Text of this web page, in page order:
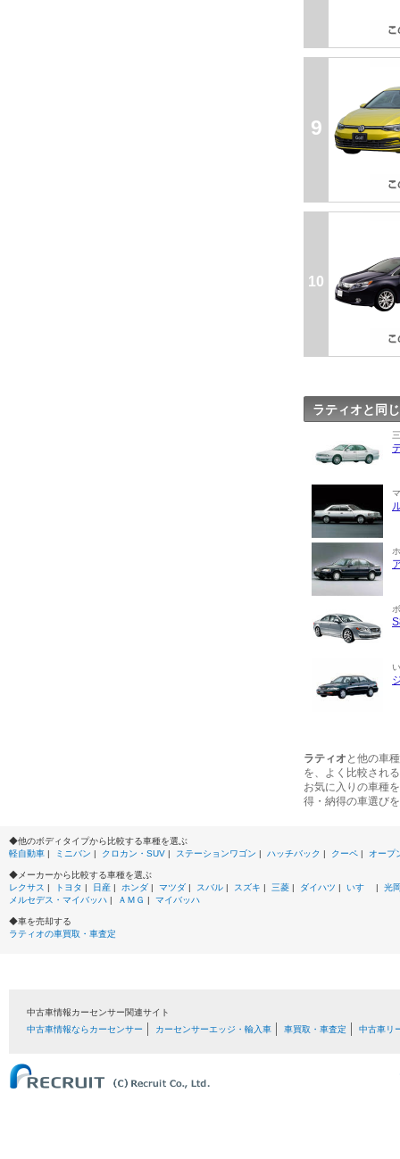
9
10
ラティオと同
ラティオ と他の車
を、よく比較され
お気に入りの車種
得・納得の車選び
◆他のボディタイプから比較する車種を選ぶ
軽自動車 | ミニバン | クロカン・SUV | ステーションワゴン | ハッチバック | クーペ | オープ
◆メーカーから比較する車種を選ぶ
レクサス | トヨタ | 日産 | ホンダ | マツダ | スバル | スズキ | 三菱 | ダイハツ | いすゞ |
光
メルセデス・マイバッハ | ＡＭＧ | マイバッハ
◆車を売却する
ラティオの車買取・車査定
中古車情報カーセンサー関連サイト
中古車情報ならカーセンサー
カーセンサーエッジ・輸入車 車買取・車査定 中古車リ